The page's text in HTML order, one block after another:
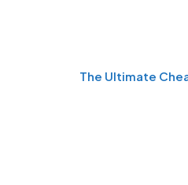
The Ultimate